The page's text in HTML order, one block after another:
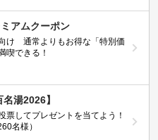
アムクーポン
け 通常よりもお得な「特別価
喫できる！
湯2026】
票してプレゼントを当てよう！
名様）